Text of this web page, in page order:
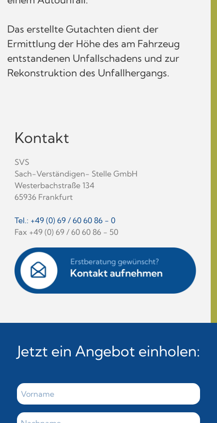
Das erstellte Gutachten dient der
Ermittlung der Höhe des am Fahrzeug
entstandenen Unfallschadens und zur
Rekonstruktion des Unfallhergangs.
Kontakt
SVS
Sach-Verständigen- Stelle GmbH
Westerbachstraße 134
65936 Frankfurt
Tel.: +49 (0) 69 / 60 60 86 - 0
Fax +49 (0) 69 / 60 60 86 - 50
Jetzt ein Angebot einholen: